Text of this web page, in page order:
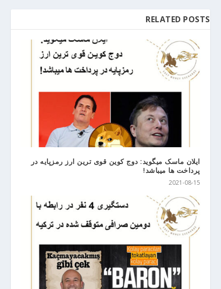
RELATED POSTS
ایلان ماسک میگوید: دوج کوین قوی ترین ارز رمزپایه در
پرداخت ها میباشد!
2021-08-15